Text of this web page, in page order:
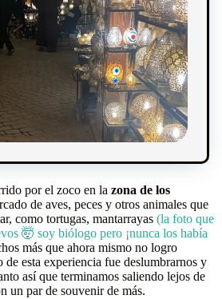
por el zoco en la zona de los
de aves, peces y otros animales que
como tortugas, mantarrayas (la foto que
🤯 soy biólogo pero ¡nunca los había
más que ahora mismo no logro
esta experiencia fue deslumbrarnos y
así que terminamos saliendo lejos de
un par de souvenir de más.